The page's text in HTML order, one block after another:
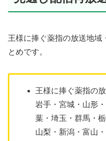
王様に捧ぐ薬指の放送地域
とめです。
王様に捧ぐ薬指の
岩手・宮城・山形
葉・埼玉・群馬・
山梨・新潟・富山